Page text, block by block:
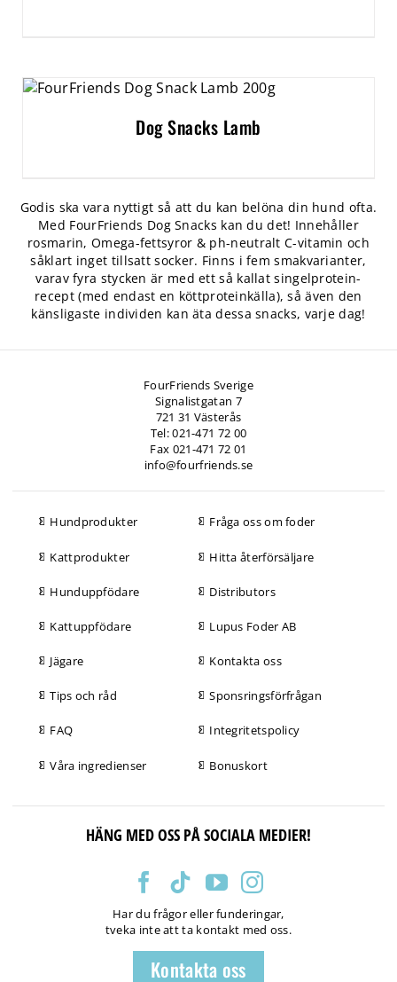
Dog Snacks Lamb
Godis ska vara nyttigt så att du kan belöna din hund ofta.
Med FourFriends Dog Snacks kan du det! Innehåller
rosmarin, Omega-fettsyror & ph-neutralt C-vitamin och
såklart inget tillsatt socker. Finns i fem smakvarianter,
varav fyra stycken är med ett så kallat singelprotein-
recept (med endast en köttproteinkälla), så även den
känsligaste individen kan äta dessa snacks, varje dag!
FourFriends Sverige
Signalistgatan 7
721 31 Västerås
Tel: 021-471 72 00
Fax 021-471 72 01
info@fourfriends.se
Hundprodukter
Kattprodukter
Hunduppfödare
Kattuppfödare
Jägare
Tips och råd
FAQ
Våra ingredienser
Fråga oss om foder
Hitta återförsäljare
Distributors
Lupus Foder AB
Kontakta oss
Sponsringsförfrågan
Integritetspolicy
Bonuskort
HÄNG MED OSS PÅ SOCIALA MEDIER!
Har du frågor eller funderingar,
tveka inte att ta kontakt med oss.
Kontakta oss